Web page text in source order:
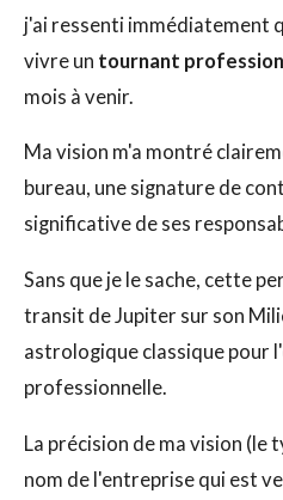
j'ai ressenti immédiatement
vivre un tournant
mois à venir.
Ma vision m'a montré
bureau, une signature de
significative de ses
Sans que je le sache, cette
transit de Jupiter sur son
astrologique classique pour
professionnelle.
La précision de ma vision (le
nom de l'entreprise qui est